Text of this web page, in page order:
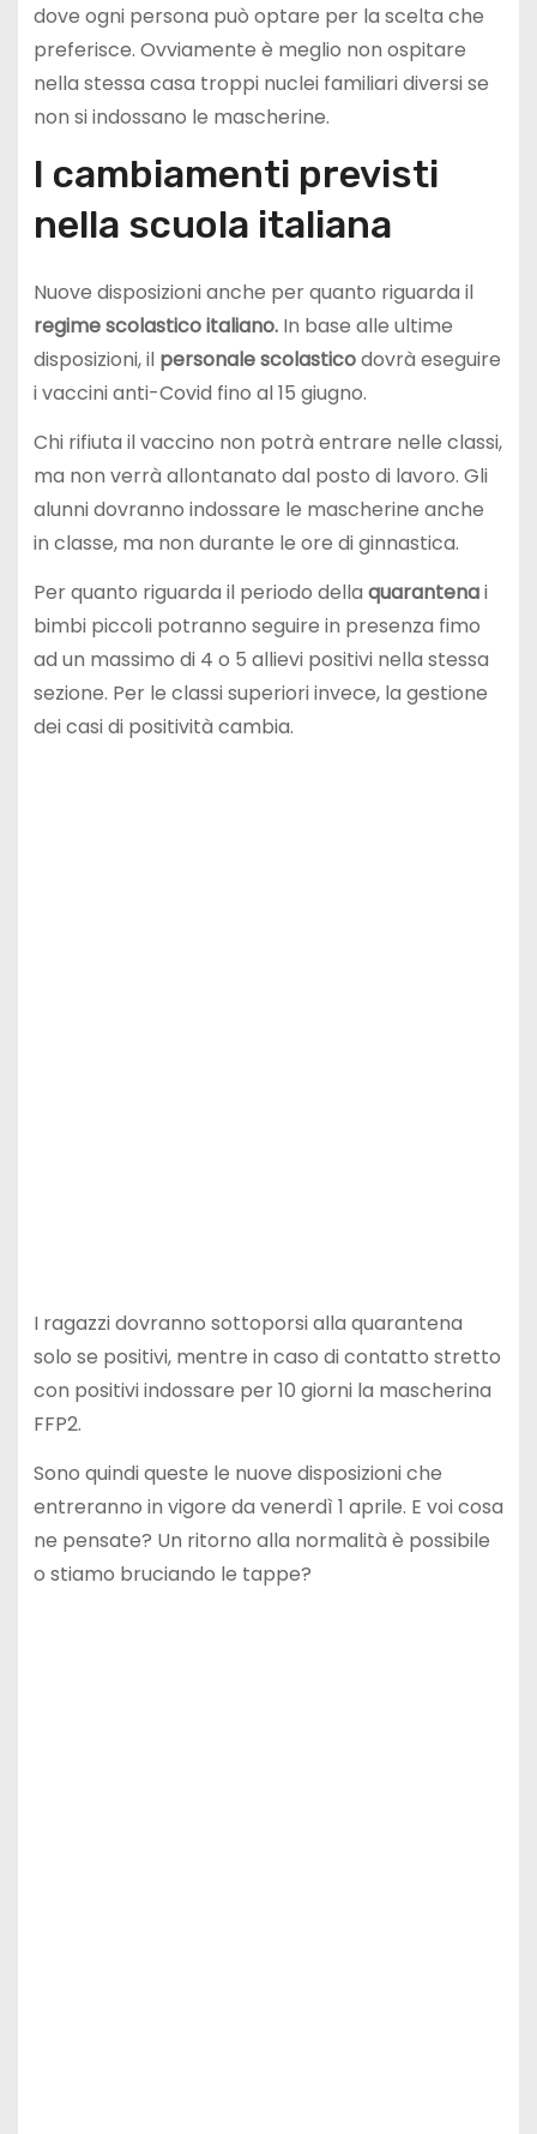
dove ogni persona può optare per la scelta che
preferisce. Ovviamente è meglio non ospitare
nella stessa casa troppi nuclei familiari diversi se
non si indossano le mascherine.
I cambiamenti previsti
nella scuola italiana
Nuove disposizioni anche per quanto riguarda il
regime scolastico italiano.In base alle ultime
disposizioni, il personale scolasticodovrà eseguire
i vaccini anti-Covid fino al 15 giugno.
Chi rifiuta il vaccino non potrà entrare nelle classi,
ma non verrà allontanato dal posto di lavoro. Gli
alunni dovranno indossare le mascherine anche
in classe, ma non durante le ore di ginnastica.
Per quanto riguarda il periodo della quarantenai
bimbi piccoli potranno seguire in presenza fimo
ad un massimo di 4 o 5 allievi positivi nella stessa
sezione. Per le classi superiori invece, la gestione
dei casi di positività cambia.
I ragazzi dovranno sottoporsi alla quarantena
solo se positivi, mentre in caso di contatto stretto
con positivi indossare per 10 giorni la mascherina
FFP2.
Sono quindi queste le nuove disposizioni che
entreranno in vigore da venerdì 1 aprile. E voi cosa
ne pensate? Un ritorno alla normalità è possibile
o stiamo bruciando le tappe?